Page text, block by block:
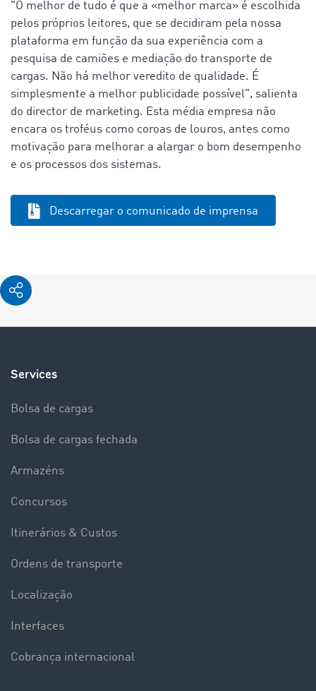
"O melhor de tudo é que a «melhor marca» é escolhida
pelos próprios leitores, que se decidiram pela nossa
plataforma em função da sua experiência com a
pesquisa de camiões e mediação do transporte de
cargas. Não há melhor veredito de qualidade. É
simplesmente a melhor publicidade possível", salienta
do director de marketing. Esta média empresa não
encara os troféus como coroas de louros, antes como
motivação para melhorar a alargar o bom desempenho
e os processos dos sistemas.
Descarregar o comunicado de imprensa
Services
Bolsa de cargas
Bolsa de cargas fechada
Armazéns
Concursos
Itinerários & Custos
Ordens de transporte
Localização
Interfaces
Cobrança internacional